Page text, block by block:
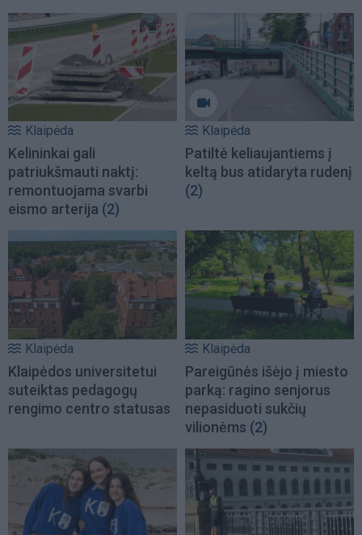
Klaipėda
Kelininkai gali
patriukšmauti naktį:
remontuojama svarbi
eismo arterija (2)
Klaipėda
Patiltė keliaujantiems į
keltą bus atidaryta rudenį
(2)
Klaipėda
Klaipėdos universitetui
suteiktas pedagogų
rengimo centro statusas
Klaipėda
Pareigūnės išėjo į miesto
parką: ragino senjorus
nepasiduoti sukčių
vilionėms (2)